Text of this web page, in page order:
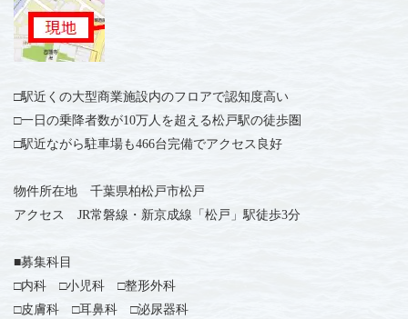
□駅近くの大型商業施設内のフロアで認知度高い
□一日の乗降者数が10万人を超える松戸駅の徒歩圏
□駅近ながら駐車場も466台完備でアクセス良好
物件所在地 千葉県柏松戸市松戸
アクセス JR常磐線・新京成線「松戸」駅徒歩3分
■募集科目
□内科 □小児科 □整形外科
□皮膚科 □耳鼻科 □泌尿器科